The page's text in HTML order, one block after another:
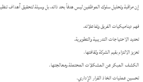
إن مراقبة وتحليل سلوك الموظفين ليس هدفاً بحد ذاته، بل وسيلة لتحقيق أهداف
فهم ديناميكيات الفريق وتفاعلاته.
تحديد الاحتياجات التدريبية والتطويرية.
تعزيز الالتزام بقيم الشركة وثقافتها.
الكشف المبكر عن المشكلات المحتملة ومعالجتها.
تحسين عمليات اتخاذ القرار الإداري.